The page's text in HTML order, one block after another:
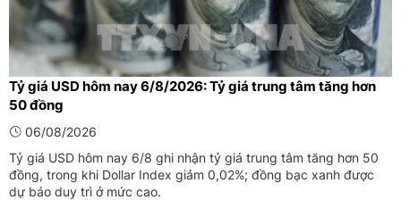
Tỷ giá USD hôm nay 6/8/2026: Tỷ giá trung tâm tăng hơn
50 đồng
06/08/2026
Tỷ giá USD hôm nay 6/8 ghi nhận tỷ giá trung tâm tăng hơn 50
đồng, trong khi Dollar Index giảm 0,02%; đồng bạc xanh được
dự báo duy trì ở mức cao.